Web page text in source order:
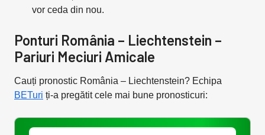
vor ceda din nou.
Ponturi România – Liechtenstein –
Pariuri Meciuri Amicale
Cauți pronostic România – Liechtenstein? Echipa
BETuri ți-a pregătit cele mai bune pronosticuri: